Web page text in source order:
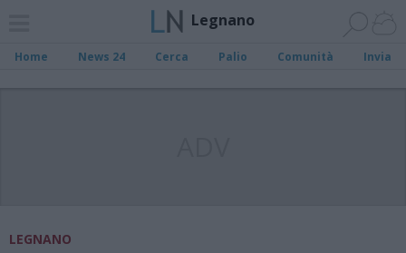
Legnano
Home News 24 Cerca Palio Comunità Invia
LEGNANO